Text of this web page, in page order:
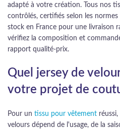
adapté à votre création. Tous nos
contrôlés, certifiés selon les
stock en France pour une livraison
vérifiez la composition et
rapport qualité-prix.
Quel jersey de
votre projet de
Pour un tissu pour vêtement
velours dépend de l'usage, de la